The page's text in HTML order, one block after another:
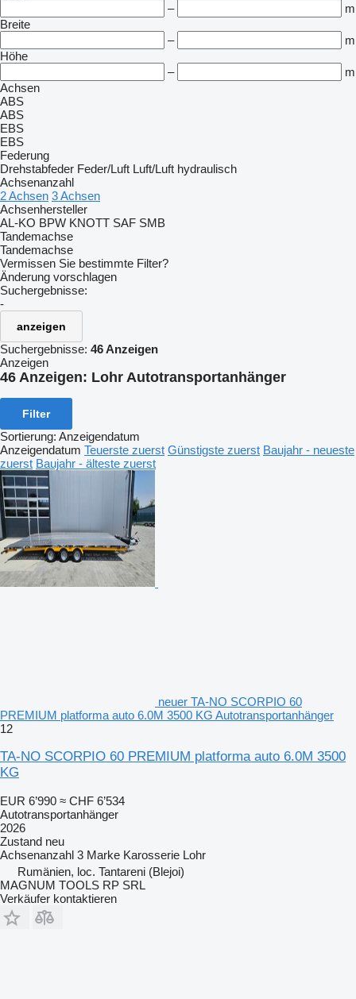
–
m
Breite
–
m
Höhe
–
m
Achsen
ABS
ABS
EBS
EBS
Federung
Drehstabfeder Feder/Luft Luft/Luft hydraulisch
Achsenanzahl
2 Achsen 3 Achsen
Achsenhersteller
AL-KO BPW KNOTT SAF SMB
Tandemachse
Tandemachse
Vermissen Sie bestimmte Filter?
Änderung vorschlagen
Suchergebnisse:
-
anzeigen
Suchergebnisse: 46 Anzeigen
Anzeigen
46 Anzeigen: Lohr Autotransportanhänger
Filter
Sortierung: Anzeigendatum
Anzeigendatum Teuerste zuerst Günstigste zuerst Baujahr - neueste
zuerst Baujahr - älteste zuerst
neuer TA-NO SCORPIO 60
PREMIUM platforma auto 6.0M 3500 KG Autotransportanhänger
12
TA-NO SCORPIO 60 PREMIUM platforma auto 6.0M 3500
KG
EUR 6’990 ≈ CHF 6’534
Autotransportanhänger
2026
Zustand neu
Achsenanzahl 3 Marke Karosserie Lohr
Rumänien, loc. Tantareni (Blejoi)
MAGNUM TOOLS RP SRL
Verkäufer kontaktieren